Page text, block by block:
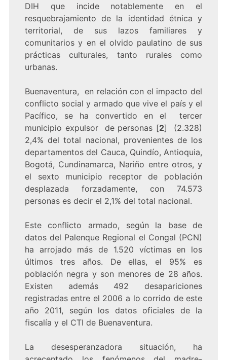
DIH que incide notablemente en el
resquebrajamiento de la identidad étnica y
territorial, de sus lazos familiares y
comunitarios y en el olvido paulatino de sus
prácticas culturales, tanto rurales como
urbanas.
Buenaventura, en relación con el impacto del
conflicto social y armado que vive el país y el
Pacífico, se ha convertido en el tercer
municipio expulsor de personas [2] (2.328)
2,4% del total nacional, provenientes de los
departamentos del Cauca, Quindío, Antioquia,
Bogotá, Cundinamarca, Nariño entre otros, y
el sexto municipio receptor de población
desplazada forzadamente, con 74.573
personas es decir el 2,1% del total nacional.
Este conflicto armado, según la base de
datos del Palenque Regional el Congal (PCN)
ha arrojado más de 1.520 víctimas en los
últimos tres años. De ellas, el 95% es
población negra y son menores de 28 años.
Existen además 492 desapariciones
registradas entre el 2006 a lo corrido de este
año 2011, según los datos oficiales de la
fiscalía y el CTI de Buenaventura.
La desesperanzadora situación, ha